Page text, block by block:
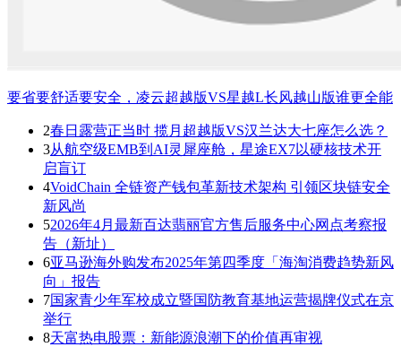
要省要舒适要安全，凌云超越版VS星越L长风越山版谁更全能
2春日露营正当时 揽月超越版VS汉兰达大七座怎么选？
3从航空级EMB到AI灵犀座舱，星途EX7以硬核技术开
启盲订
4VoidChain 全链资产钱包革新技术架构 引领区块链安全
新风尚
52026年4月最新百达翡丽官方售后服务中心网点考察报
告（新址）
6亚马逊海外购发布2025年第四季度「海淘消费趋势新风
向」报告
7国家青少年军校成立暨国防教育基地运营揭牌仪式在京
举行
8天富热电股票：新能源浪潮下的价值再审视